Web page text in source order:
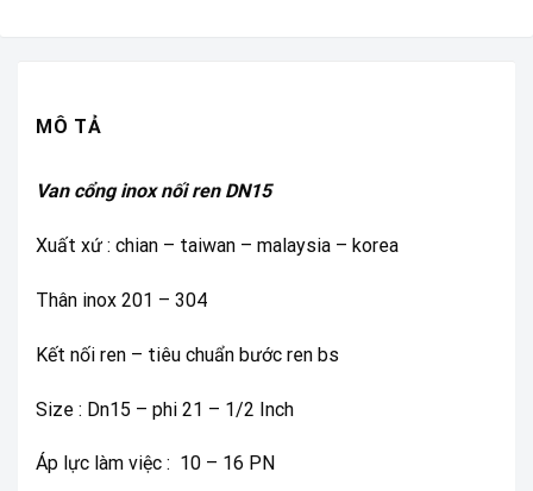
MÔ TẢ
Van cổng inox nối ren DN15
Xuất xứ : chian – taiwan – malaysia – korea
Thân inox 201 – 304
Kết nối ren – tiêu chuẩn bước ren bs
Size : Dn15 – phi 21 – 1/2 Inch
Áp lực làm việc : 10 – 16 PN